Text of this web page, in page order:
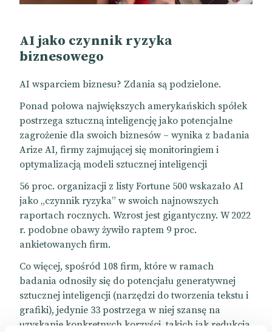
AI jako czynnik ryzyka
biznesowego
AI wsparciem biznesu? Zdania są podzielone.
Ponad połowa największych amerykańskich spółek
postrzega sztuczną inteligencję jako potencjalne
zagrożenie dla swoich biznesów – wynika z badania
Arize AI, firmy zajmującej się monitoringiem i
optymalizacją modeli sztucznej inteligencji
56 proc. organizacji z listy Fortune 500 wskazało AI
jako „czynnik ryzyka” w swoich najnowszych
raportach rocznych. Wzrost jest gigantyczny. W 2022
r. podobne obawy żywiło raptem 9 proc.
ankietowanych firm.
Co więcej, spośród 108 firm, które w ramach
badania odnosiły się do potencjału generatywnej
sztucznej inteligencji (narzędzi do tworzenia tekstu i
grafiki), jedynie 33 postrzega w niej szansę na
uzyskanie konkretnych korzyści, takich jak redukcja